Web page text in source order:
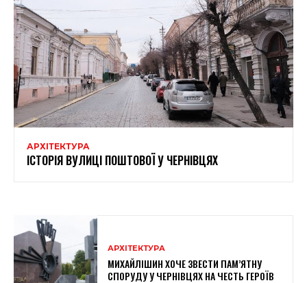
АРХІТЕКТУРА
ІСТОРІЯ ВУЛИЦІ ПОШТОВОЇ У ЧЕРНІВЦЯХ
АРХІТЕКТУРА
МИХАЙЛІШИН ХОЧЕ ЗВЕСТИ ПАМ’ЯТНУ
СПОРУДУ У ЧЕРНІВЦЯХ НА ЧЕСТЬ ГЕРОЇВ